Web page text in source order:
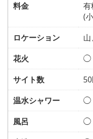
料金
有
(
ロケーション
山
花火
◯
サイト数
温水シャワー
◯
風呂
◯